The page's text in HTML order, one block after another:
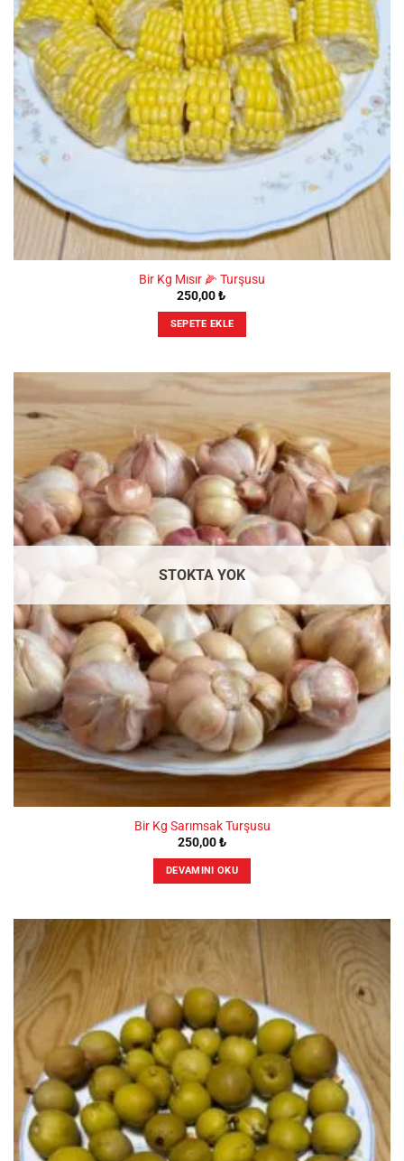
Bir Kg Mısır 🌽 Turşusu
250,00₺
SEPETE EKLE
STOKTA YOK
Bir Kg Sarımsak Turşusu
250,00₺
DEVAMINI OKU